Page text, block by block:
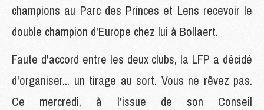
champions au Parc des Princes et Lens recevoir le
double champion d'Europe chez lui à Bollaert.
Faute d'accord entre les deux clubs, la LFP a décidé
d'organiser... un tirage au sort. Vous ne rêvez pas.
Ce mercredi, à l'issue de son Conseil